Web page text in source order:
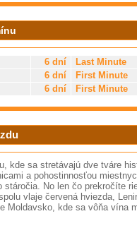
6 dní Last Minute
6 dní First Minute
6 dní First Minute
kde sa stretávajú dve tváre
a pohostinnosťou
stáročia. No len čo prekročíte
vlaje červená hviezda,
Moldavsko, kde sa vôňa vína